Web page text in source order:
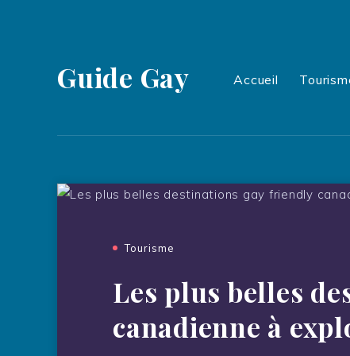
Guide Gay Accueil
Tourisme
Les plus belles
canadienne à